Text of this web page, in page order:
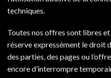
techniques.
Toutes nos offres sont libres et
réserve expressément le droit
des parties, des pages ou
encore d’interrompre